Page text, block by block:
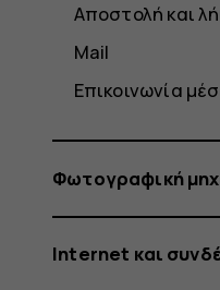
Αποστολή και
Mail
Επικοινωνία
Φωτογραφική
Internet και